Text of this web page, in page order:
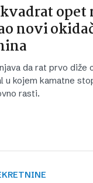
novi
da rat prvo
u kojem kamatne
rasti.